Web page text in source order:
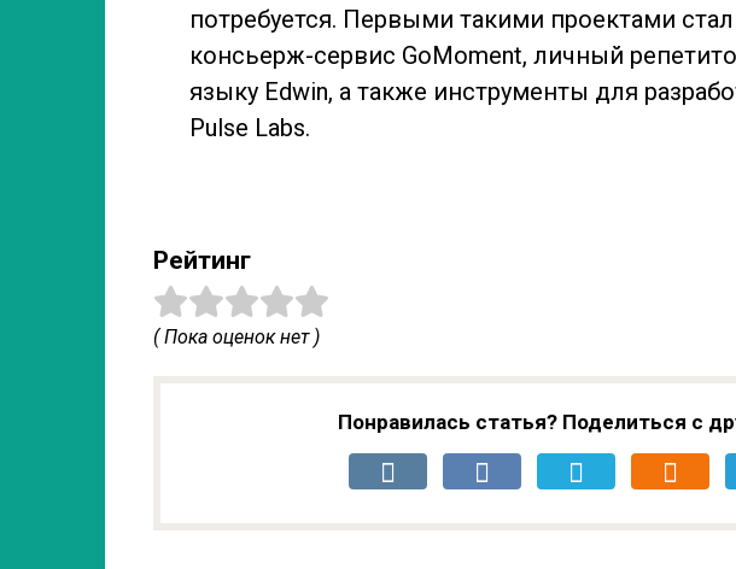
потребуется. Первыми такими проектами
консьерж-сервис GoMoment, личный
языку Edwin, а также инструменты для
Pulse Labs.
Рейтинг
( Пока оценок нет )
Понравилась статья? Поделиться с